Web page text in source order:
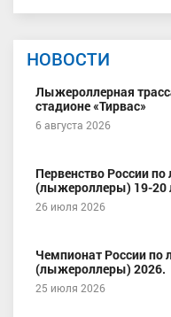
НОВОСТИ
Лыжероллерная
стадионе «Тирвас»
6 августа 2026
Первенство России
(лыжероллеры) 19-20
26 июля 2026
Чемпионат России
(лыжероллеры) 2026.
25 июля 2026